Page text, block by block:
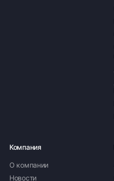
Компания
О компании
Новости